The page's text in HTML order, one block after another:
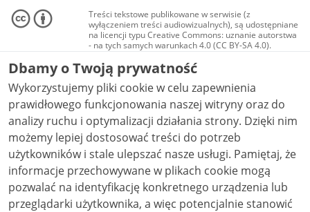
Treści tekstowe publikowane w serwisie (z
wyłączeniem treści audiowizualnych), są udostępniane
na licencji typu Creative Commons: uznanie autorstwa
- na tych samych warunkach 4.0 (CC BY-SA 4.0).
Materiały audiowizualne, w tym zdjęcia, materiały
audio i wideo, są udostępniane na licencji typu
Creative Commons: uznanie autorstwa użycie
niekomercyjne - bez utworów zależnych 4.0 (CC BY-
NC-ND 4.0), o ile nie jest to stwierdzone inaczej.
Dbamy o Twoją prywatność
Wykorzystujemy pliki cookie w celu zapewnienia
prawidłowego funkcjonowania naszej witryny oraz do
analizy ruchu i optymalizacji działania strony. Dzięki nim
możemy lepiej dostosować treści do potrzeb
użytkowników i stale ulepszać nasze usługi. Pamiętaj, że
informacje przechowywane w plikach cookie mogą
pozwalać na identyfikację konkretnego urządzenia lub
przeglądarki użytkownika, a więc potencjalnie stanowić